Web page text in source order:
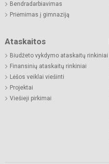
Bendradarbiavimas
Priėmimas į gimnaziją
Ataskaitos
Biudžeto vykdymo ataskaitų rinkiniai
Finansinių ataskaitų rinkiniai
Lėšos veiklai viešinti
Projektai
Viešieji pirkimai